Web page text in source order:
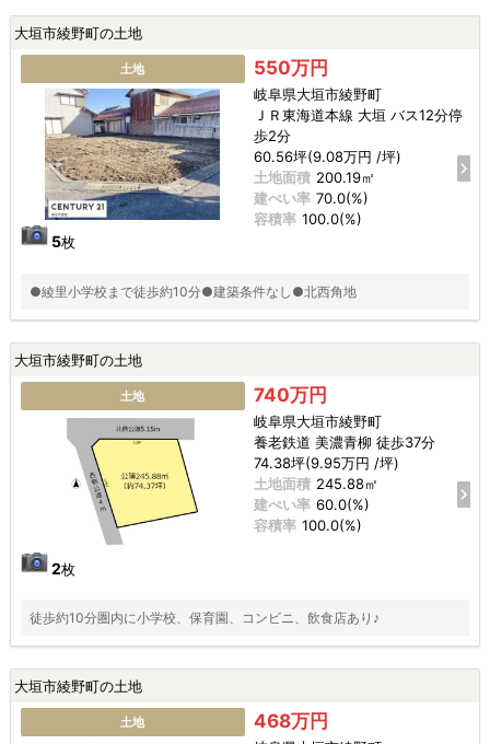
大垣市綾野町の土地
土地
5枚
550万円
岐阜県大垣市綾野町
ＪＲ東海道本線 大垣 バス12分停
歩2分
60.56坪(9.08万円 /坪)
土地面積 200.19㎡
建ぺい率 70.0(%)
容積率 100.0(%)
●綾里小学校まで徒歩約10分●建築条件なし●北西角地
大垣市綾野町の土地
土地
2枚
740万円
岐阜県大垣市綾野町
養老鉄道 美濃青柳 徒歩37分
74.38坪(9.95万円 /坪)
土地面積 245.88㎡
建ぺい率 60.0(%)
容積率 100.0(%)
徒歩約10分圏内に小学校、保育園、コンビニ、飲食店あり♪
大垣市綾野町の土地
土地 468万円